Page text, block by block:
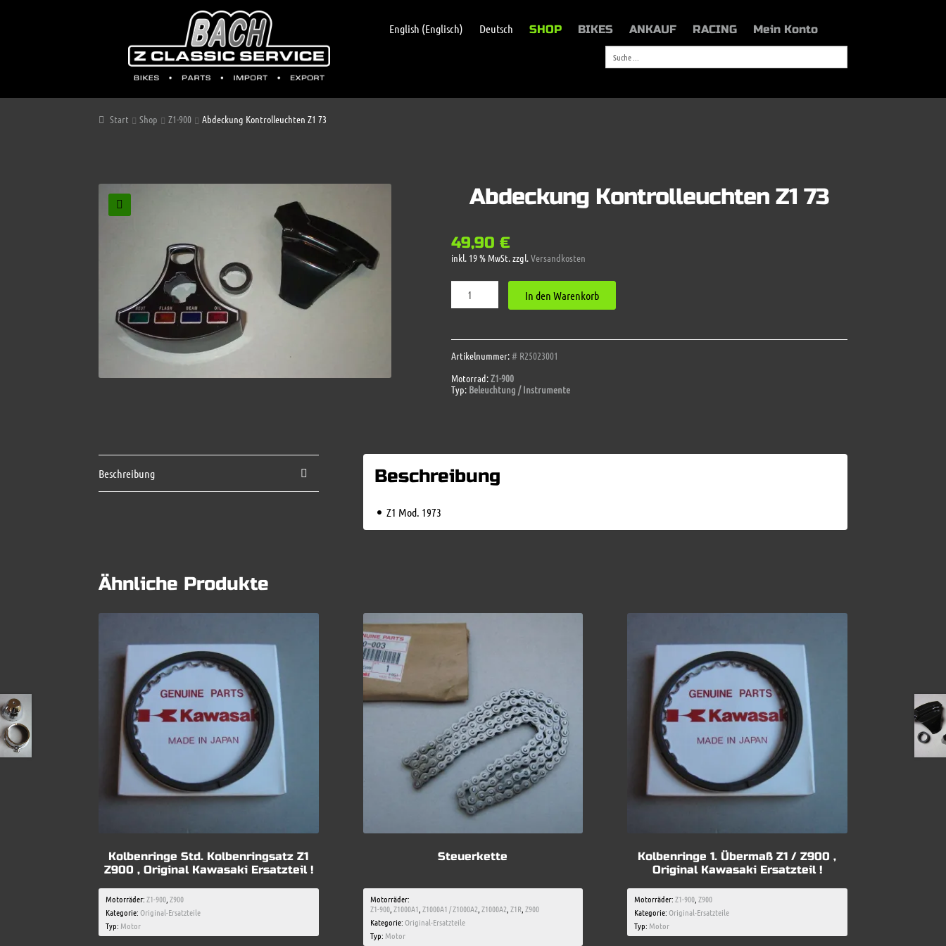
English (Englisch) Deutsch SHOP BIKES ANKAUF RACING Mein Konto
Start Shop Z1-900 Abdeckung Kontrolleuchten Z1 73
Abdeckung Kontrolleuchten Z1 73
49,90 €
inkl. 19 % MwSt.zzgl.Versandkosten
Kontrolleuchten
Menge
In den Warenkorb
Artikelnummer:# R25023001
Motorrad:Z1-900
Typ: Beleuchtung / Instrumente
Beschreibung Beschreibung
Z1 Mod. 1973
Ähnliche Produkte
Kolbenringe Std. Kolbenringsatz Z1
Z900 , Original Kawasaki Ersatzteil !
Motorräder:Z1-900 ,Z900
Kategorie:Original-Ersatzteile
Typ: Motor
Steuerkette
Motorräder:
Z1-900, Z1000A1 Z1000A1 / Z1000A2 Z1000A2 Z1R, Z900
Kategorie:Original-Ersatzteile
Typ: Motor
Kolbenringe 1. Übermaß Z1 / Z900 ,
Original Kawasaki Ersatzteil !
Motorräder:Z1-900 ,Z900
Kategorie:Original-Ersatzteile
Typ: Motor